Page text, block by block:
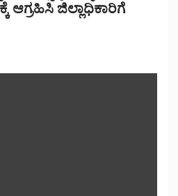
ಆಗ್ರಹಿಸಿ ಜಿಲ್ಲಾಧಿಕಾರಿಗೆ